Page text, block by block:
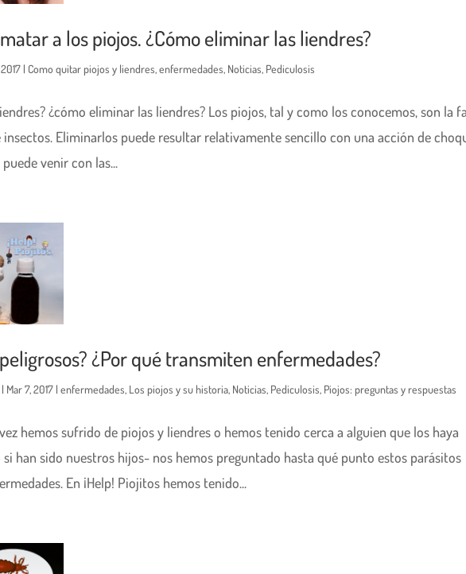
a los piojos. ¿Cómo eliminar las liendres?
| Como quitar piojos y liendres,enfermedades, Noticias, Pediculosis
¿cómo eliminar las liendres? Los piojos, tal y como los conocemos, son la
Eliminarlos puede resultar relativamente sencillo con una acción de
venir con las...
¿Por qué transmiten enfermedades?
| Mar 7, 2017 | enfermedades, Los piojos y su historia, Noticias, Pediculosis, Piojos: preguntas y respuestas
hemos sufrido de piojos y liendres o hemos tenido cerca a alguien que los haya
han sido nuestros hijos- nos hemos preguntado hasta qué punto estos parásitos
En ¡Help! Piojitos hemos tenido...